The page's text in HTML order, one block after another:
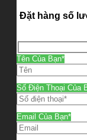
Đặt hàng số
Tên Của Bạn*
Số Điện Thoại Của
Email Của Bạn*